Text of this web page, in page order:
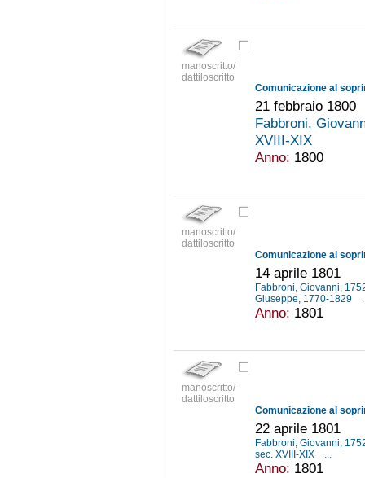
manoscritto/
dattiloscritto
21 febbraio 1800
Fabbroni,
XVIII-XIX
Anno: 1800
manoscritto/
dattiloscritto
14 aprile 1801
Fabbroni, Giovanni,
Giuseppe, 1770-1829
Anno: 1801
manoscritto/
dattiloscritto
22 aprile 1801
Fabbroni, Giovanni,
sec. XVIII-XIX
...
Anno: 1801